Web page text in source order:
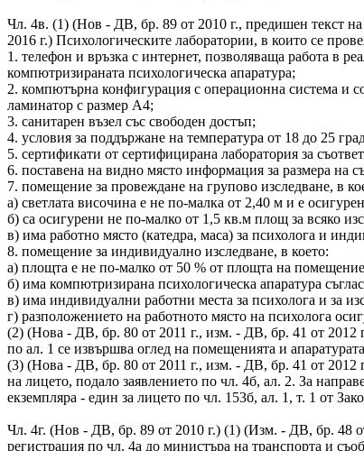
Чл. 4в. (1) (Нов - ДВ, бр. 89 от 2010 г., предишен текст
2016 г.) Психологическите лаборатории, в които се
1. телефон и връзка с интернет, позволяваща работа в
компютризираната психологическа апаратура;
2. компютърна конфигурация с операционна система и
ламинатор с размер А4;
3. санитарен възел със свободен достъп;
4. условия за поддържане на температура от 18 до 25
5. сертификати от сертифицирана лаборатория за
6. поставена на видно място информация за размера на
7. помещение за провеждане на групово изследване, в
а) светлата височина е не по-малка от 2,40 м и е
б) са осигурени не по-малко от 1,5 кв.м площ за всяко
в) има работно място (катедра, маса) за психолога и
8. помещение за индивидуално изследване, в което:
а) площта е не по-малко от 50 % от площта на
б) има компютризирана психологическа апаратура
в) има индивидуални работни места за психолога и за
г) разположението на работното място на психолога
(2) (Нова - ДВ, бр. 80 от 2011 г., изм. - ДВ, бр. 41 от 2012
по ал. 1 се извършва оглед на помещенията и
(3) (Нова - ДВ, бр. 80 от 2011 г., изм. - ДВ, бр. 41 от 2012
на лицето, подало заявлението по чл. 4б, ал. 2. За
екземпляра - един за лицето по чл. 153б, ал. 1, т. 1 от
Чл. 4г. (Нов - ДВ, бр. 89 от 2010 г.) (1) (Изм. - ДВ, бр. 48
регистрация по чл. 4а до министъра на транспорта и